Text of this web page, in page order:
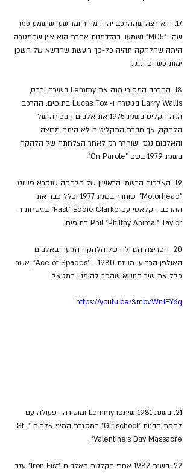
17. הוא רצה שההרכב יהיה מהיר ומרושע ושישמע כמו
שה- "MC5" נשמעו. בהזדמנות אחרת הוא ציין שהמטרה
היתה שהלהקה תהיה כל-כך רועשת שהדשא של השכן
ימות כשהם ינגנו.
18. ההרכב המקורי מנה את Lemmy בשירה ובבס,
Larry Wallis בגיטרה ו- Lucas Fox בתופים. ההרכב
הזה הקליט בשנת 1975 את אלבום הבכורה של
הלהקה, אך חברת התקליטים לא היתה מרוצה
והאלבום נגנז ושוחרר רק לאחר הצלחתה של הלהקה
בשנת 1979 בשם "On Parole".
19. האלבום הרשמי הראשון של הלהקה שנקרא פשוט
"Motörhead", שוחרר בשנת 1977 וכלל כבר את
ההרכב הקלאסי עם Fast" Eddie Clarke" בגיטרות ו-
Phil "Philthy Animal" Taylor בתופים.
20. הפריצה הגדולה של הלהקה הגיעה באלבום
האולפן הרביעי משנת 1980 - "Ace of Spades", אשר
כלל את שיר הנושא שהפך להימנון במטאל.
https://youtu.be/3mbvWn1EY6g
21. בשנת 1981 שיתפו Lemmy ומוטורהד פעולה עם
להקת הבנות "Girlschool" במסגרת המיני אלבום "St.
Valentine's Day Massacre".
22. בשנת 1982 אחרי הקלטת האלבום "Iron Fist" עזב